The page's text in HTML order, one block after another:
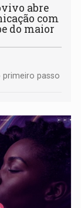
abre
com
do maior
primeiro passo